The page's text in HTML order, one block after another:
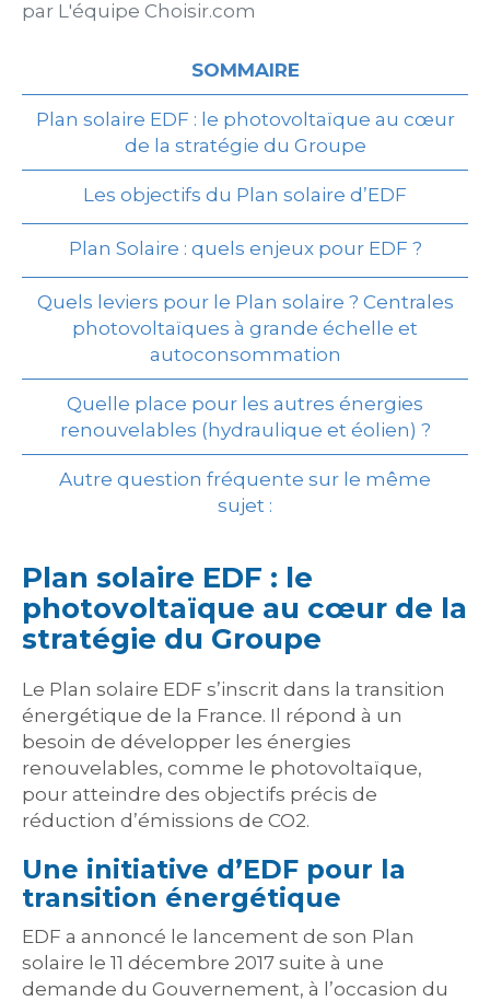
par L'équipe Choisir.com
SOMMAIRE
Plan solaire EDF : le photovoltaïque au cœur
de la stratégie du Groupe
Les objectifs du Plan solaire d’EDF
Plan Solaire : quels enjeux pour EDF ?
Quels leviers pour le Plan solaire ? Centrales
photovoltaïques à grande échelle et
autoconsommation
Quelle place pour les autres énergies
renouvelables (hydraulique et éolien) ?
Autre question fréquente sur le même
sujet :
Plan solaire EDF : le
photovoltaïque au cœur de la
stratégie du Groupe
Le Plan solaire EDF s’inscrit dans la transition
énergétique de la France. Il répond à un
besoin de développer les énergies
renouvelables, comme le photovoltaïque,
pour atteindre des objectifs précis de
réduction d’émissions de CO2.
Une initiative d’EDF pour la
transition énergétique
EDF a annoncé le lancement de son Plan
solaire le 11 décembre 2017 suite à une
demande du Gouvernement, à l’occasion du